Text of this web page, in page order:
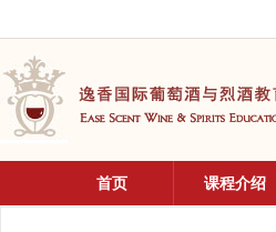
首页 课程介绍